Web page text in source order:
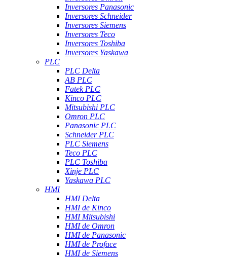
Inversores Panasonic
Inversores Schneider
Inversores Siemens
Inversores Teco
Inversores Toshiba
Inversores Yaskawa
PLC
PLC Delta
AB PLC
Fatek PLC
Kinco PLC
Mitsubishi PLC
Omron PLC
Panasonic PLC
Schneider PLC
PLC Siemens
Teco PLC
PLC Toshiba
Xinje PLC
Yaskawa PLC
HMI
HMI Delta
HMI de Kinco
HMI Mitsubishi
HMI de Omron
HMI de Panasonic
HMI de Proface
HMI de Siemens